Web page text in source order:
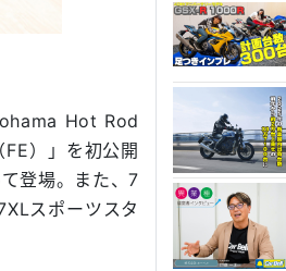
Hot Rod
）」を初公開
登場。また、7
スポーツスタ